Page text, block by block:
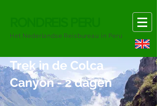
Het Nederlandse Reisbureau in Peru
Trek in de Colca
Canyon - 2 dagen